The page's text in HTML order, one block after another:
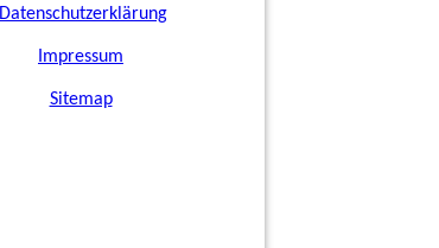
Datenschutzerklärung
mpressum
Sitemap